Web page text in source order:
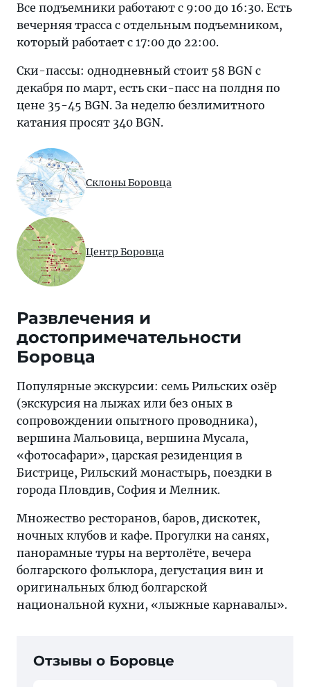
Все подъемники работают с 9:00 до 16:30. Есть
вечерняя трасса с отдельным подъемником,
который работает с 17:00 до 22:00.
Ски-пассы: однодневный стоит 58 BGN с
декабря по март, есть ски-пасс на полдня по
цене 35-45 BGN. За неделю безлимитного
катания просят 340 BGN.
Склоны Боровца
Центр Боровца
Развлечения и
достопримечательности
Боровца
Популярные экскурсии: семь Рильских озёр
(экскурсия на лыжах или без оных в
сопровождении опытного проводника),
вершина Мальовица, вершина Мусала,
«фотосафари», царская резиденция в
Бистрице, Рильский монастырь, поездки в
города Пловдив, София и Мелник.
Множество ресторанов, баров, дискотек,
ночных клубов и кафе. Прогулки на санях,
панорамные туры на вертолёте, вечера
болгарского фольклора, дегустация вин и
оригинальных блюд болгарской
национальной кухни, «лыжные карнавалы».
Отзывы о Боровце